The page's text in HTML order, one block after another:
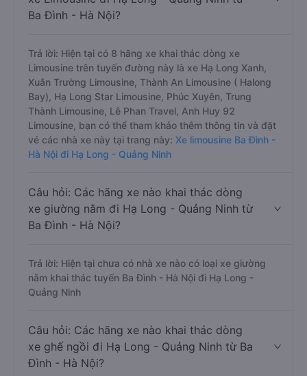
Ba Đình - Hà Nội?
Trả lời: Hiện tại có 8 hãng xe khai thác dòng xe
Limousine trên tuyến đường này là xe Hạ Long Xanh,
Xuân Trường Limousine, Thành An Limousine ( Halong
Bay), Hạ Long Star Limousine, Phúc Xuyên, Trung
Thành Limousine, Lê Phan Travel, Anh Huy 92
Limousine, bạn có thể tham khảo thêm thông tin và đặt
vé các nhà xe này tại trang này: Xe limousine Ba Đình -
Hà Nội đi Hạ Long - Quảng Ninh
Câu hỏi: Các hãng xe nào khai thác dòng
xe giường nằm đi Hạ Long - Quảng Ninh từ
Ba Đình - Hà Nội?
Trả lời: Hiện tại chưa có nhà xe nào có loại xe giường
nằm khai thác tuyến Ba Đình - Hà Nội đi Hạ Long -
Quảng Ninh
Câu hỏi: Các hãng xe nào khai thác dòng
xe ghế ngồi đi Hạ Long - Quảng Ninh từ Ba
Đình - Hà Nội?